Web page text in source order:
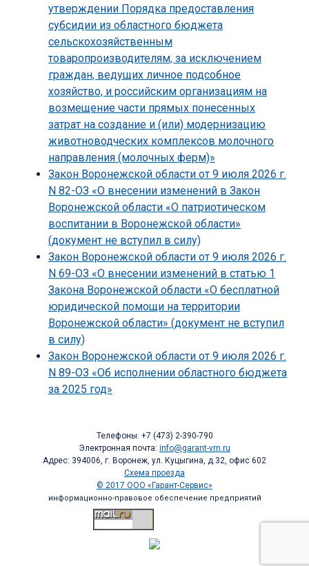
утверждении Порядка предоставления
субсидии из областного бюджета
сельскохозяйственным
товаропроизводителям, за исключением
граждан, ведущих личное подсобное
хозяйство, и российским организациям на
возмещение части прямых понесенных
затрат на создание и (или) модернизацию
животноводческих комплексов молочного
направления (молочных ферм)»
Закон Воронежской области от 9 июля 2026 г.
N 82-ОЗ «О внесении изменений в Закон
Воронежской области «О патриотическом
воспитании в Воронежской области»
(документ не вступил в силу)
Закон Воронежской области от 9 июля 2026 г.
N 69-ОЗ «О внесении изменений в статью 1
Закона Воронежской области «О бесплатной
юридической помощи на территории
Воронежской области» (документ не вступил
в силу)
Закон Воронежской области от 9 июля 2026 г.
N 89-ОЗ «Об исполнении областного бюджета
за 2025 год»
Телефоны: +7 (473) 2-390-790
Электронная почта: info@garant-vrn.ru
Адрес: 394006, г. Воронеж, ул. Куцыгина, д.32, офис 602
Схема проезда
© 2017 ООО «Гарант-Сервис»
информационно-правовое обеспечение предприятий